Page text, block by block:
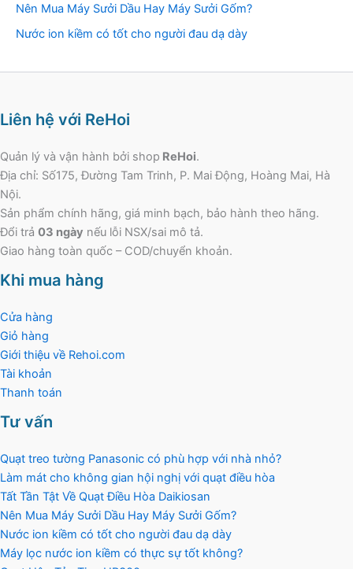
Nên Mua Máy Sưởi Dầu Hay Máy Sưởi Gốm?
Nước ion kiềm có tốt cho người đau dạ dày
Liên hệ với ReHoi
Quản lý và vận hành bởi shop ReHoi.
Địa chỉ: Số175, Đường Tam Trinh, P. Mai Động, Hoàng Mai, Hà
Nội.
Sản phẩm chính hãng, giá minh bạch, bảo hành theo hãng.
Đổi trả 03 ngày nếu lỗi NSX/sai mô tả.
Giao hàng toàn quốc – COD/chuyển khoản.
Khi mua hàng
Cửa hàng
Giỏ hàng
Giới thiệu về Rehoi.com
Tài khoản
Thanh toán
Tư vấn
Quạt treo tường Panasonic có phù hợp với nhà nhỏ?
Làm mát cho không gian hội nghị với quạt điều hòa
Tất Tần Tật Về Quạt Điều Hòa Daikiosan
Nên Mua Máy Sưởi Dầu Hay Máy Sưởi Gốm?
Nước ion kiềm có tốt cho người đau dạ dày
Máy lọc nước ion kiềm có thực sự tốt không?